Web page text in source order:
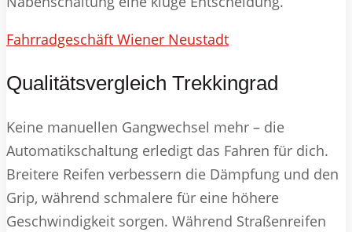
Fahrradgeschäft Wiener Neustadt
Qualitätsvergleich Trekkingrad
Keine manuellen Gangwechsel mehr – die
Automatikschaltung erledigt das Fahren für dich.
Breitere Reifen verbessern die Dämpfung und den
Grip, während schmalere für eine höhere
Geschwindigkeit sorgen. Während Straßenreifen